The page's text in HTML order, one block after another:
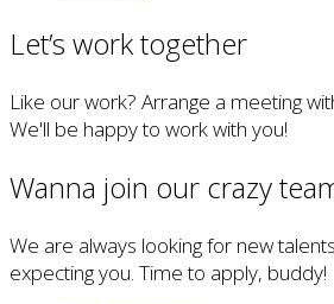
Let’s work together
Like our work? Arrange a meeting
We'll be happy to work with you!
Wanna join our crazy
We are always looking for new
expecting you. Time to apply, buddy!